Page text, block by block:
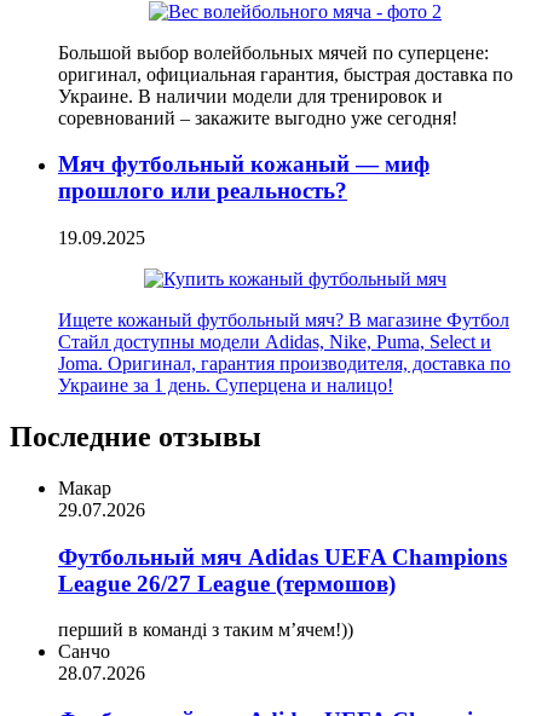
Большой выбор волейбольных мячей по суперцене:
оригинал, официальная гарантия, быстрая доставка по
Украине. В наличии модели для тренировок и
соревнований – закажите выгодно уже сегодня!
Мяч футбольный кожаный — миф
прошлого или реальность?
19.09.2025
Ищете кожаный футбольный мяч? В магазине Футбол
Стайл доступны модели Adidas, Nike, Puma, Select и
Joma. Оригинал, гарантия производителя, доставка по
Украине за 1 день. Суперцена и налицо!
Последние отзывы
Макар
29.07.2026
Футбольный мяч Adidas UEFA Champions
League 26/27 League (термошов)
перший в команді з таким мʼячем!))
Санчо
28.07.2026